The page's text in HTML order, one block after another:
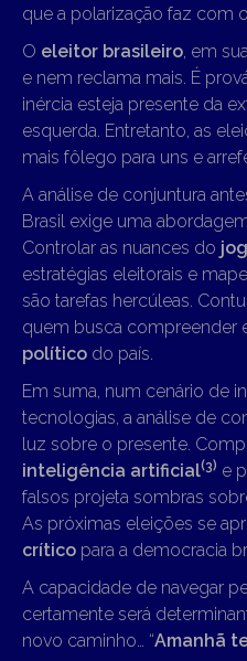
que a polarização faz com
O eleitor brasileiro, em
e nem reclama mais. É
inércia esteja presente da
esquerda. Entretanto, as
mais fôlego para uns e
A análise de conjuntura
Brasil exige uma
Controlar as nuances do
estratégias eleitorais e
são tarefas hercúleas.
quem busca compreender
político do país.
Em suma, num cenário de
tecnologias, a análise de
luz sobre o presente.
inteligência artificial(3) e
falsos projeta sombras
As próximas eleições se
crítico para a democracia
A capacidade de navegar
certamente será
novo caminho… “Amanhã